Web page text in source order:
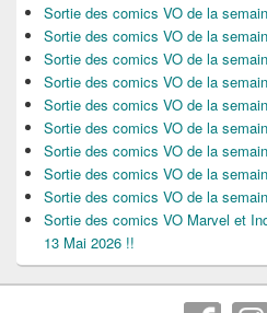
Sortie des comics VO de la
Sortie des comics VO de la
Sortie des comics VO de la
Sortie des comics VO de la
Sortie des comics VO de la
Sortie des comics VO de la
Sortie des comics VO de la
Sortie des comics VO de la
Sortie des comics VO de la
Sortie des comics VO Marvel et
13 Mai 2026 !!